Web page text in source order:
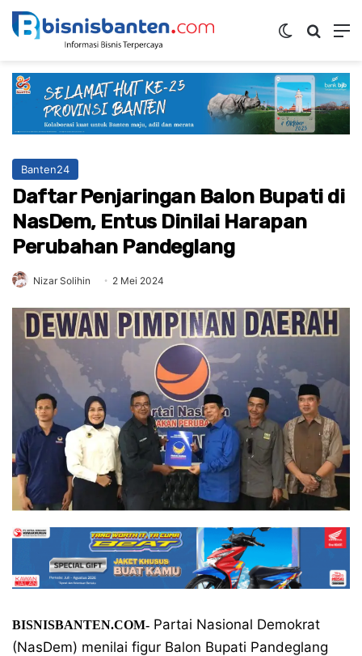
Switch skin
Banten24
Daftar Penjaringan Balon Bupati di
NasDem, Entus Dinilai Harapan
Perubahan Pandeglang
Nizar Solihin 2 Mei 2024
BISNISBANTEN.COM- Partai Nasional Demokrat
(NasDem) menilai figur Balon Bupati Pandeglang